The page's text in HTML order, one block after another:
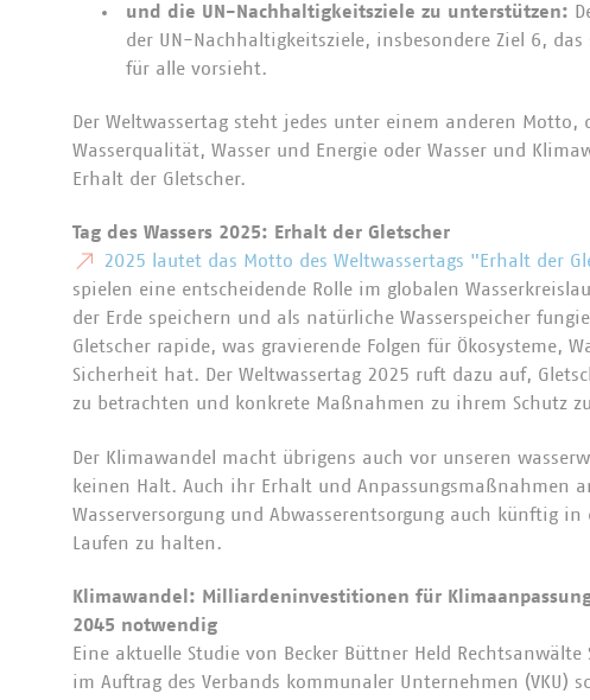
und die UN-Nachhaltigkeitsziele zu unterstützen:
der UN-Nachhaltigkeitsziele, insbesondere Ziel 6,
für alle vorsieht.
Der Weltwassertag steht jedes unter einem anderen
Wasserqualität, Wasser und Energie oder Wasser und
Erhalt der Gletscher.
Tag des Wassers 2025: Erhalt der Gletscher
2025 lautet das Motto des Weltwassertags "Erhalt der
spielen eine entscheidende Rolle im globalen
der Erde speichern und als natürliche Wasserspeicher
Gletscher rapide, was gravierende Folgen für Ökosysteme,
Sicherheit hat. Der Weltwassertag 2025 ruft dazu auf,
zu betrachten und konkrete Maßnahmen zu ihrem Schutz
Der Klimawandel macht übrigens auch vor unseren
keinen Halt. Auch ihr Erhalt und Anpassungsmaßnahmen
Wasserversorgung und Abwasserentsorgung auch künftig
Laufen zu halten.
Klimawandel: Milliardeninvestitionen für
2045 notwendig
Eine aktuelle Studie von Becker Büttner Held
im Auftrag des Verbands kommunaler Unternehmen (VKU)